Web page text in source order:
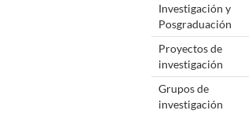
Investigación y
Posgraduación
Proyectos de
investigación
Grupos de
investigación